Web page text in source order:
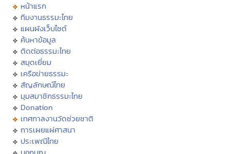
หน้าแรก
ทีมงานธรรมะไทย
แผนผังเว็บไซต์
ค้นหาข้อมูล
ติดต่อธรรมะไทย
สมุดเยี่ยม
เครือข่ายธรรมะ
สัญลักษณ์ไทย
มุมสมาชิกธรรมะไทย
Donation
เทศกาลงานวัดช่วยชาติ
การเผยแผ่ศาสนา
ประเพณีไทย